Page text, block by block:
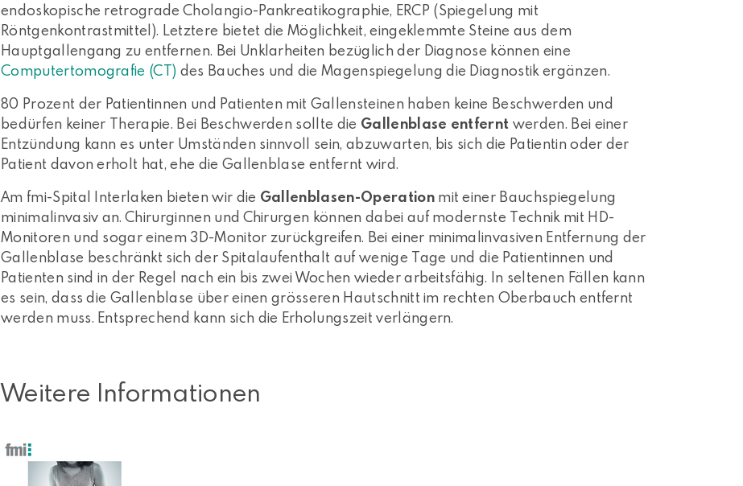
endoskopische retrograde Cholangio-Pankreatikographie, ERCP (Spiegelung mit
Röntgenkontrastmittel). Letztere bietet die Möglichkeit, eingeklemmte Steine aus dem
Hauptgallengang zu entfernen. Bei Unklarheiten bezüglich der Diagnose können eine
Computertomografie (CT) des Bauches und die Magenspiegelung die Diagnostik ergänzen.
80 Prozent der Patientinnen und Patienten mit Gallensteinen haben keine Beschwerden und
bedürfen keiner Therapie. Bei Beschwerden sollte die Gallenblase entfernt werden. Bei einer
Entzündung kann es unter Umständen sinnvoll sein, abzuwarten, bis sich die Patientin oder der
Patient davon erholt hat, ehe die Gallenblase entfernt wird.
Am fmi-Spital Interlaken bieten wir die Gallenblasen-Operation mit einer Bauchspiegelung
minimalinvasiv an. Chirurginnen und Chirurgen können dabei auf modernste Technik mit HD-
Monitoren und sogar einem 3D-Monitor zurückgreifen. Bei einer minimalinvasiven Entfernung der
Gallenblase beschränkt sich der Spitalaufenthalt auf wenige Tage und die Patientinnen und
Patienten sind in der Regel nach ein bis zwei Wochen wieder arbeitsfähig. In seltenen Fällen kann
es sein, dass die Gallenblase über einen grösseren Hautschnitt im rechten Oberbauch entfernt
werden muss. Entsprechend kann sich die Erholungszeit verlängern.
Weitere Informationen